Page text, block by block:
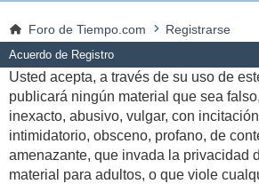
Foro de Tiempo.com Registrarse
Acuerdo de Registro
Usted acepta, a través de su uso de
publicará ningún material que sea
inexacto, abusivo, vulgar, con
intimidatorio, obsceno, profano, de
amenazante, que invada la privacidad
material para adultos, o que viole